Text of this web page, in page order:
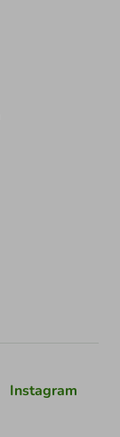
Instagram